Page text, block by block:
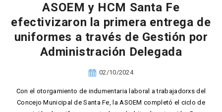
ASOEM y HCM Santa Fe
efectivizaron la primera entrega de
uniformes a través de Gestión por
Administración Delegada
02/10/2024
Con el otorgamiento de indumentaria laboral a trabajadorxs del
Concejo Municipal de Santa Fe, la ASOEM completó el ciclo de